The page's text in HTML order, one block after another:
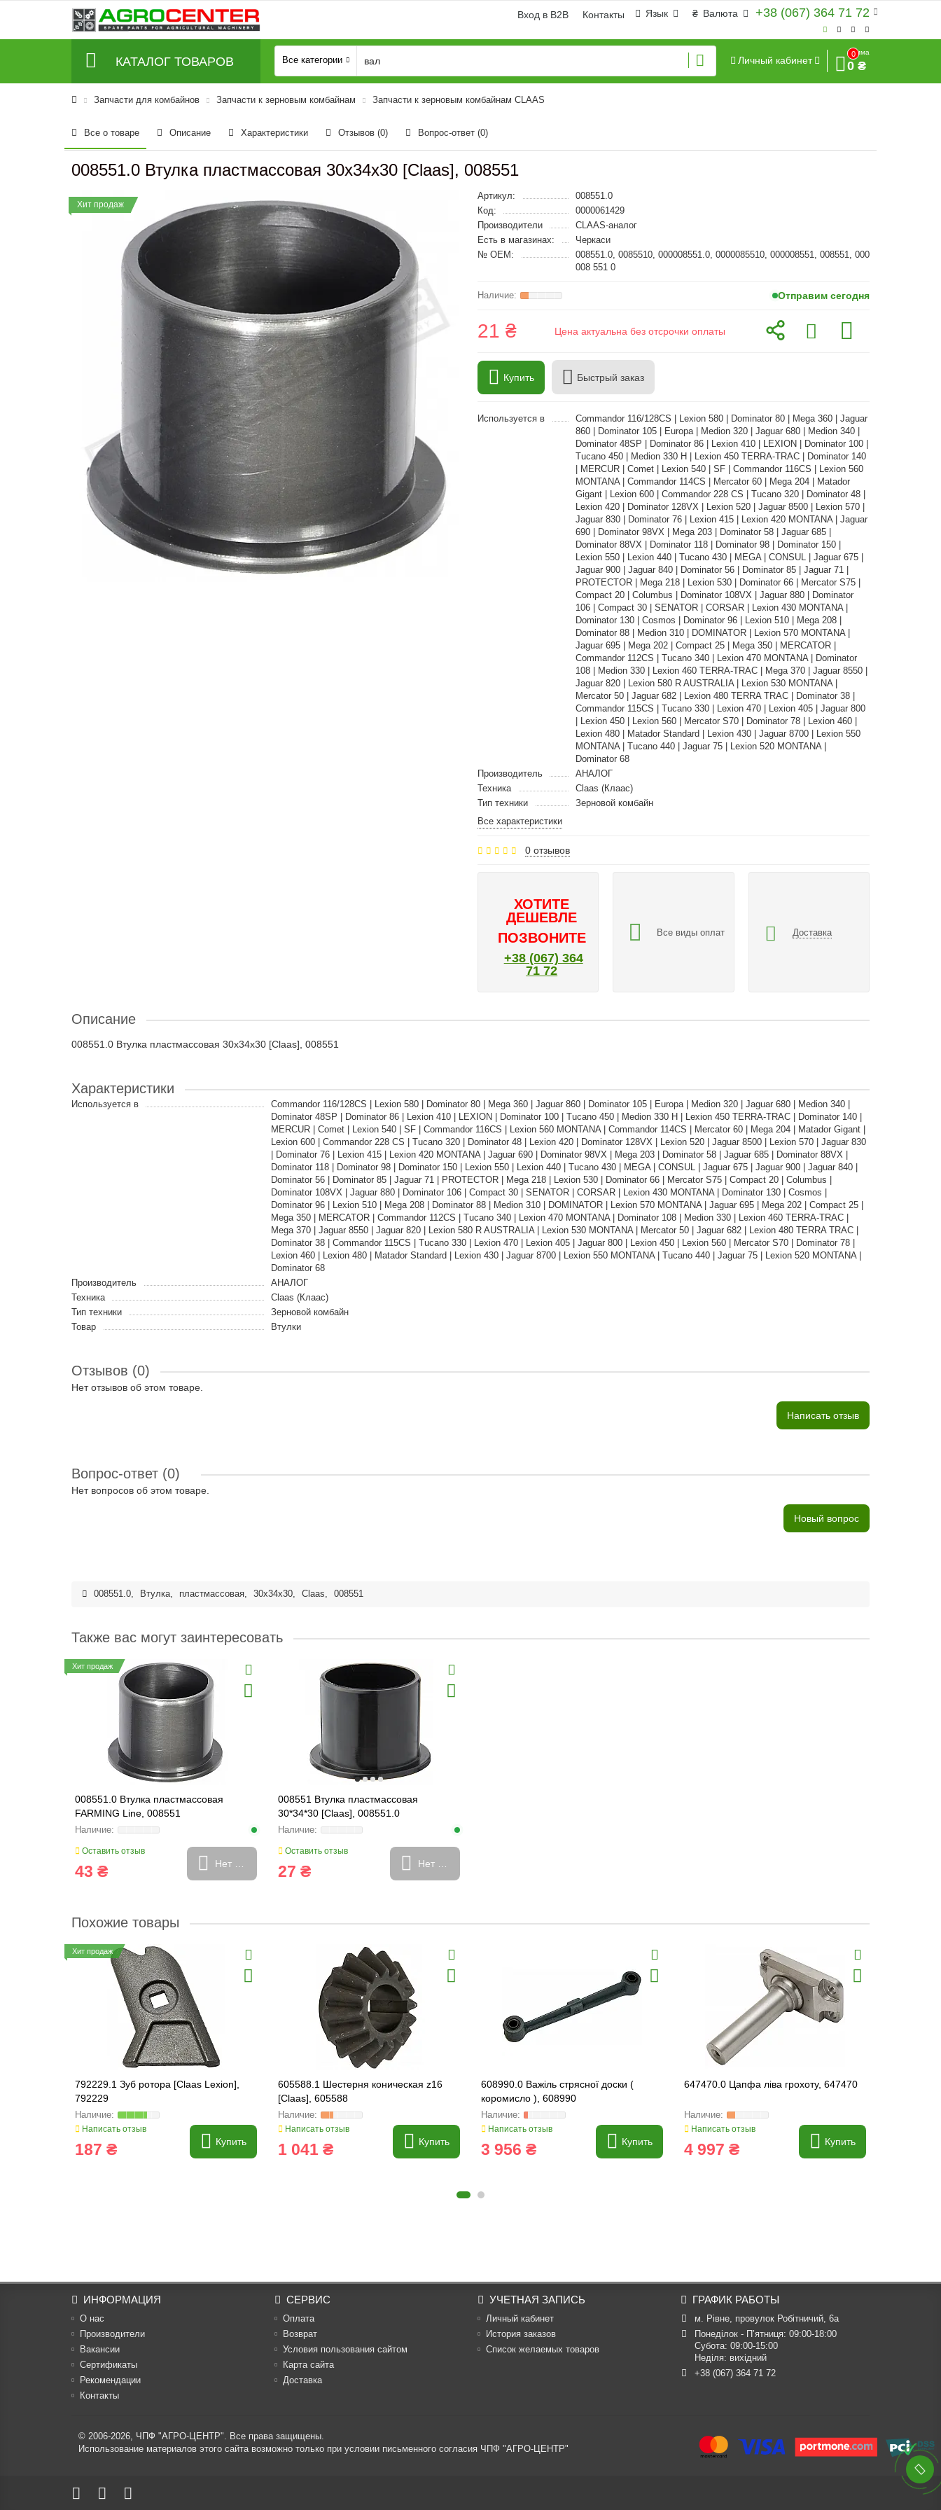
+38 (067) 364 71 72
₴ Валюта
Язык
Вход в B2B Контакты
КАТАЛОГ ТОВАРОВ Все категории Личный кабинет
0
Сумма
0 ₴
Запчасти для комбайнов Запчасти к зерновым комбайнам Запчасти к зерновым комбайнам CLAAS
Все о товаре Описание Характеристики Отзывов (0) Вопрос-ответ (0)
008551.0 Втулка пластмассовая 30x34x30 [Claas], 008551
Хит продаж
Артикул:
008551.0
Код:
0000061429
Производители
CLAAS-аналог
Есть в магазинах:
Черкаси
№ OEM:
008551.0, 0085510, 000008551.0, 0000085510, 000008551, 008551, 000
008 551 0
Отправим сегодня
21 ₴ Цена актуальна без отсрочки оплаты
Купить Быстрый заказ
Используется в
Commandor 116/128CS | Lexion 580 | Dominator 80 | Mega 360 | Jaguar
860 | Dominator 105 | Europa | Medion 320 | Jaguar 680 | Medion 340 |
Dominator 48SP | Dominator 86 | Lexion 410 | LEXION | Dominator 100 |
Tucano 450 | Medion 330 H | Lexion 450 TERRA-TRAC | Dominator 140
| MERCUR | Comet | Lexion 540 | SF | Commandor 116CS | Lexion 560
MONTANA | Commandor 114CS | Mercator 60 | Mega 204 | Matador
Gigant | Lexion 600 | Commandor 228 CS | Tucano 320 | Dominator 48 |
Lexion 420 | Dominator 128VX | Lexion 520 | Jaguar 8500 | Lexion 570 |
Jaguar 830 | Dominator 76 | Lexion 415 | Lexion 420 MONTANA | Jaguar
690 | Dominator 98VX | Mega 203 | Dominator 58 | Jaguar 685 |
Dominator 88VX | Dominator 118 | Dominator 98 | Dominator 150 |
Lexion 550 | Lexion 440 | Tucano 430 | MEGA | CONSUL | Jaguar 675 |
Jaguar 900 | Jaguar 840 | Dominator 56 | Dominator 85 | Jaguar 71 |
PROTECTOR | Mega 218 | Lexion 530 | Dominator 66 | Mercator S75 |
Compact 20 | Columbus | Dominator 108VX | Jaguar 880 | Dominator
106 | Compact 30 | SENATOR | CORSAR | Lexion 430 MONTANA |
Dominator 130 | Cosmos | Dominator 96 | Lexion 510 | Mega 208 |
Dominator 88 | Medion 310 | DOMINATOR | Lexion 570 MONTANA |
Jaguar 695 | Mega 202 | Compact 25 | Mega 350 | MERCATOR |
Commandor 112CS | Tucano 340 | Lexion 470 MONTANA | Dominator
108 | Medion 330 | Lexion 460 TERRA-TRAC | Mega 370 | Jaguar 8550 |
Jaguar 820 | Lexion 580 R AUSTRALIA | Lexion 530 MONTANA |
Mercator 50 | Jaguar 682 | Lexion 480 TERRA TRAC | Dominator 38 |
Commandor 115CS | Tucano 330 | Lexion 470 | Lexion 405 | Jaguar 800
| Lexion 450 | Lexion 560 | Mercator S70 | Dominator 78 | Lexion 460 |
Lexion 480 | Matador Standard | Lexion 430 | Jaguar 8700 | Lexion 550
MONTANA | Tucano 440 | Jaguar 75 | Lexion 520 MONTANA |
Dominator 68
Производитель
АНАЛОГ
Техника
Claas (Клаас)
Тип техники
Зерновой комбайн
Все характеристики
0 отзывов
ХОТИТЕ
ДЕШЕВЛЕ
ПОЗВОНИТЕ
+38 (067) 364
71 72
Все виды оплат Доставка
Описание
008551.0 Втулка пластмассовая 30x34x30 [Claas], 008551
Характеристики
Используется в
Commandor 116/128CS | Lexion 580 | Dominator 80 | Mega 360 | Jaguar 860 | Dominator 105 | Europa | Medion 320 | Jaguar 680 | Medion 340 |
Dominator 48SP | Dominator 86 | Lexion 410 | LEXION | Dominator 100 | Tucano 450 | Medion 330 H | Lexion 450 TERRA-TRAC | Dominator 140 |
MERCUR | Comet | Lexion 540 | SF | Commandor 116CS | Lexion 560 MONTANA | Commandor 114CS | Mercator 60 | Mega 204 | Matador Gigant |
Lexion 600 | Commandor 228 CS | Tucano 320 | Dominator 48 | Lexion 420 | Dominator 128VX | Lexion 520 | Jaguar 8500 | Lexion 570 | Jaguar 830
| Dominator 76 | Lexion 415 | Lexion 420 MONTANA | Jaguar 690 | Dominator 98VX | Mega 203 | Dominator 58 | Jaguar 685 | Dominator 88VX |
Dominator 118 | Dominator 98 | Dominator 150 | Lexion 550 | Lexion 440 | Tucano 430 | MEGA | CONSUL | Jaguar 675 | Jaguar 900 | Jaguar 840 |
Dominator 56 | Dominator 85 | Jaguar 71 | PROTECTOR | Mega 218 | Lexion 530 | Dominator 66 | Mercator S75 | Compact 20 | Columbus |
Dominator 108VX | Jaguar 880 | Dominator 106 | Compact 30 | SENATOR | CORSAR | Lexion 430 MONTANA | Dominator 130 | Cosmos |
Dominator 96 | Lexion 510 | Mega 208 | Dominator 88 | Medion 310 | DOMINATOR | Lexion 570 MONTANA | Jaguar 695 | Mega 202 | Compact 25 |
Mega 350 | MERCATOR | Commandor 112CS | Tucano 340 | Lexion 470 MONTANA | Dominator 108 | Medion 330 | Lexion 460 TERRA-TRAC |
Mega 370 | Jaguar 8550 | Jaguar 820 | Lexion 580 R AUSTRALIA | Lexion 530 MONTANA | Mercator 50 | Jaguar 682 | Lexion 480 TERRA TRAC |
Dominator 38 | Commandor 115CS | Tucano 330 | Lexion 470 | Lexion 405 | Jaguar 800 | Lexion 450 | Lexion 560 | Mercator S70 | Dominator 78 |
Lexion 460 | Lexion 480 | Matador Standard | Lexion 430 | Jaguar 8700 | Lexion 550 MONTANA | Tucano 440 | Jaguar 75 | Lexion 520 MONTANA |
Dominator 68
Производитель
АНАЛОГ
Техника
Claas (Клаас)
Тип техники
Зерновой комбайн
Товар
Втулки
Отзывов (0)
Нет отзывов об этом товаре.
Написать отзыв
Вопрос-ответ (0)
Нет вопросов об этом товаре.
Новый вопрос
008551.0, Втулка, пластмассовая, 30x34x30, Claas, 008551
Также вас могут заинтересовать
Хит продаж
008551.0 Втулка пластмассовая
FARMING Line, 008551
Оставить отзыв
43 ₴ Нет в наличии
008551 Втулка пластмассовая
30*34*30 [Claas], 008551.0
Оставить отзыв
27 ₴ Нет в наличии
Похожие товары
Хит продаж
792229.1 Зуб ротора [Claas Lexion],
792229
Написать отзыв
187 ₴ Купить
605588.1 Шестерня коническая z16
[Claas], 605588
Написать отзыв
1 041 ₴ Купить
608990.0 Важіль стрясної доски (
коромисло ), 608990
Написать отзыв
3 956 ₴ Купить
647470.0 Цапфа ліва грохоту, 647470
Написать отзыв
4 997 ₴ Купить
ИНФОРМАЦИЯ
О нас
Производители
Вакансии
Cертификаты
Рекомендации
Контакты
СЕРВИС
Оплата
Возврат
Условия пользования сайтом
Карта сайта
Доставка
УЧЕТНАЯ ЗАПИСЬ
Личный кабинет
История заказов
Список желаемых товаров
ГРАФИК РАБОТЫ
м. Рівне, провулок Робітничий, 6а
Понеділок - П’ятниця: 09:00-18:00
Субота: 09:00-15:00
Неділя: вихідний
+38 (067) 364 71 72
© 2006-2026, ЧПФ "АГРО-ЦЕНТР". Все права защищены.
Использование материалов этого сайта возможно только при условии письменного согласия ЧПФ "АГРО-ЦЕНТР"